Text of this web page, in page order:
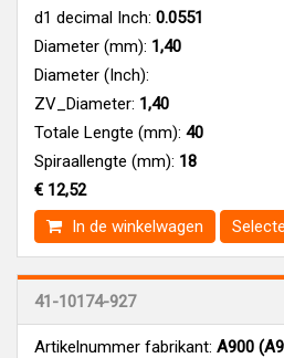
d1 decimal Inch: 0.0551
Diameter (mm): 1,40
Diameter (Inch):
ZV_Diameter: 1,40
Totale Lengte (mm): 40
Spiraallengte (mm): 18
€ 12,52
In de winkelwagen
41-10174-927
Artikelnummer fabrikant: A900